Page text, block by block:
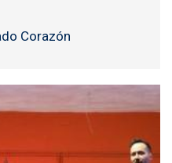
Corazón